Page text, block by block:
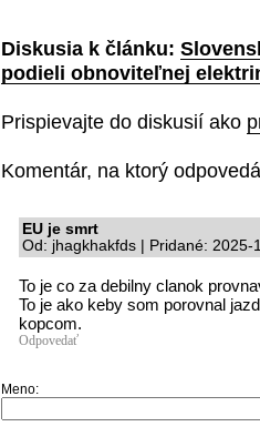
Diskusia k článku:
podieli obnoviteľnej
Prispievajte do diskusií ako
Komentár, na ktorý
EU je smrt
Od: jhagkhakfds | Pridané: 2025-
To je co za debilny clanok
To je ako keby som porovnal
kopcom.
Odpovedať
Meno: